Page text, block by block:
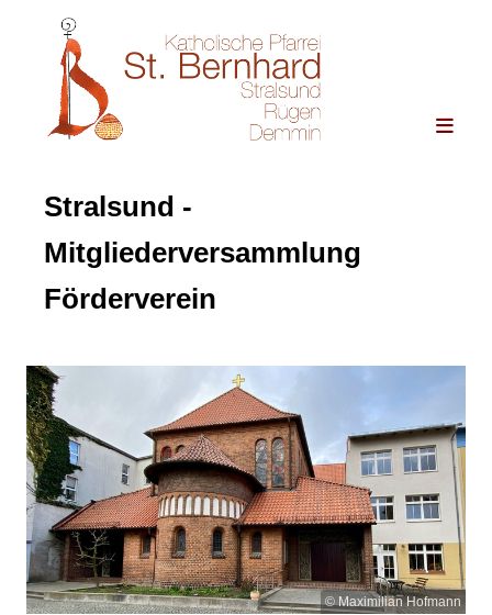
Stralsund -
Mitgliederversammlung
Förderverein
© Maximilian Hofmann